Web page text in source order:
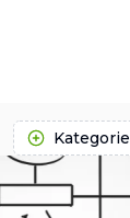
Kategorie